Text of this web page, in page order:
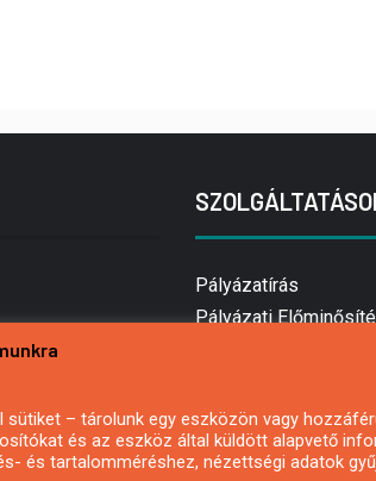
Pályázatírás
Pályázati
Mezőgazdasági
Pályázatírás
sütiket – tárolunk egy eszközön vagy
és az eszköz által küldött alapvető
és tartalomméréshez, nézettségi adatok